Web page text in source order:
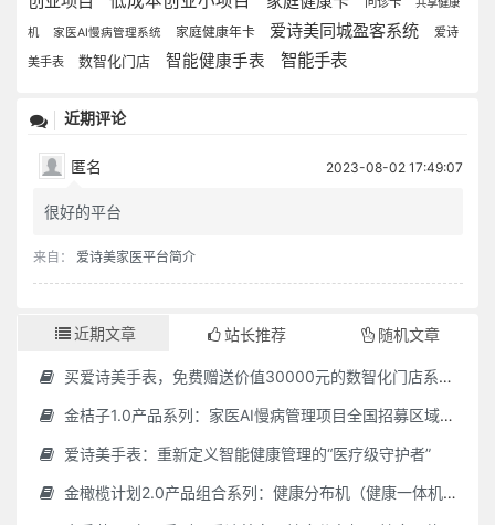
机 家医AI慢病管理系统 家庭健康年卡 爱诗美同城盈客系统
爱诗
美手表
数智化门店 智能健康手表 智能手表
近期评论
匿名 2023-08-02 17:49:07
很好的平台
来自： 爱诗美家医平台简介
近期文章 站长推荐 随机文章
买爱诗美手表，免费赠送价值30000元的数智化门店系统一套（含硬件）
金桔子1.0产品系列：家医AI慢病管理项目全国招募区域合伙人，低投入，高回报，长收益
爱诗美手表：重新定义智能健康管理的“医疗级守护者”
金橄榄计划2.0产品组合系列：健康分布机（健康一体机）+慢病管理系统，可落地在健康小屋，社区服务中心等等